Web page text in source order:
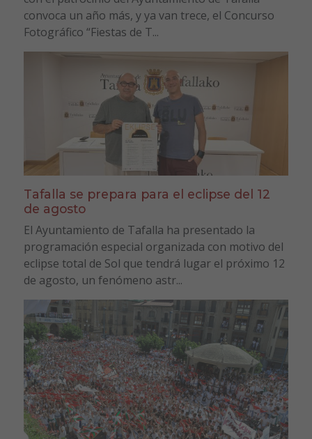
convoca un año más, y ya van trece, el Concurso
Fotográfico “Fiestas de T...
Tafalla se prepara para el eclipse del 12
de agosto
El Ayuntamiento de Tafalla ha presentado la
programación especial organizada con motivo del
eclipse total de Sol que tendrá lugar el próximo 12
de agosto, un fenómeno astr...